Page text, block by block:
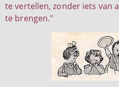
te vertellen, zonder iets van
te brengen."